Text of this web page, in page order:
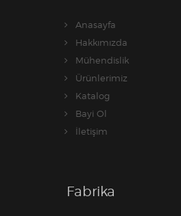
Anasayfa
Hakkımızda
Mühendislik
Ürünlerimiz
Katalog
Bayi Ol
İletişim
Fabrika